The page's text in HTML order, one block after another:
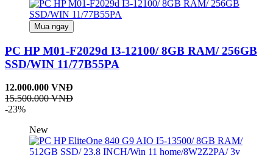
Mua ngay
PC HP M01-F2029d I3-12100/ 8GB RAM/ 256GB
SSD/WIN 11/77B55PA
12.000.000 VNĐ
15.500.000 VNĐ
-23%
New